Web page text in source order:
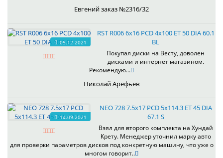
Евгений заказ №2316/32
05.12.2021
RST R006 6x16 PCD 4x100 ET 50 DIA 60.1
BL
Покупал диски на Весту, доволен
дисками и интернет магазином.
Рекомендую...
Николай Арефьев
14.09.2021
NEO 728 7.5x17 PCD 5x114.3 ET 45 DIA
67.1 S
Взял для второго комплекта на Хундай
Крету. Менеджер уточнил марку авто
для проверки параметров дисков под конкретную машину, что уже о
многом говорит..